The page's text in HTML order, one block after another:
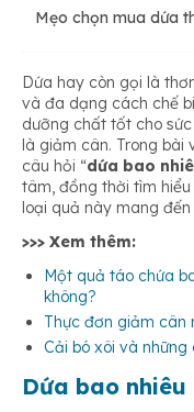
4. Hiệu quả tốt
5. Hạn chế cơn
6. Giàu Mangan
Mẹo chọn mua dứa
Dứa hay còn gọi là
và đa dạng cách chế
dưỡng chất tốt cho
là giảm cân. Trong bài
câu hỏi “dứa bao
tâm, đồng thời tìm
loại quả này mang
>>> Xem thêm:
Một quả táo chứa
không?
Thực đơn giảm cân
Cải bó xôi và
Dứa bao nhiêu